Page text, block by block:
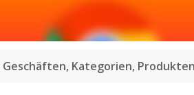
Geschäften, Kategorien,